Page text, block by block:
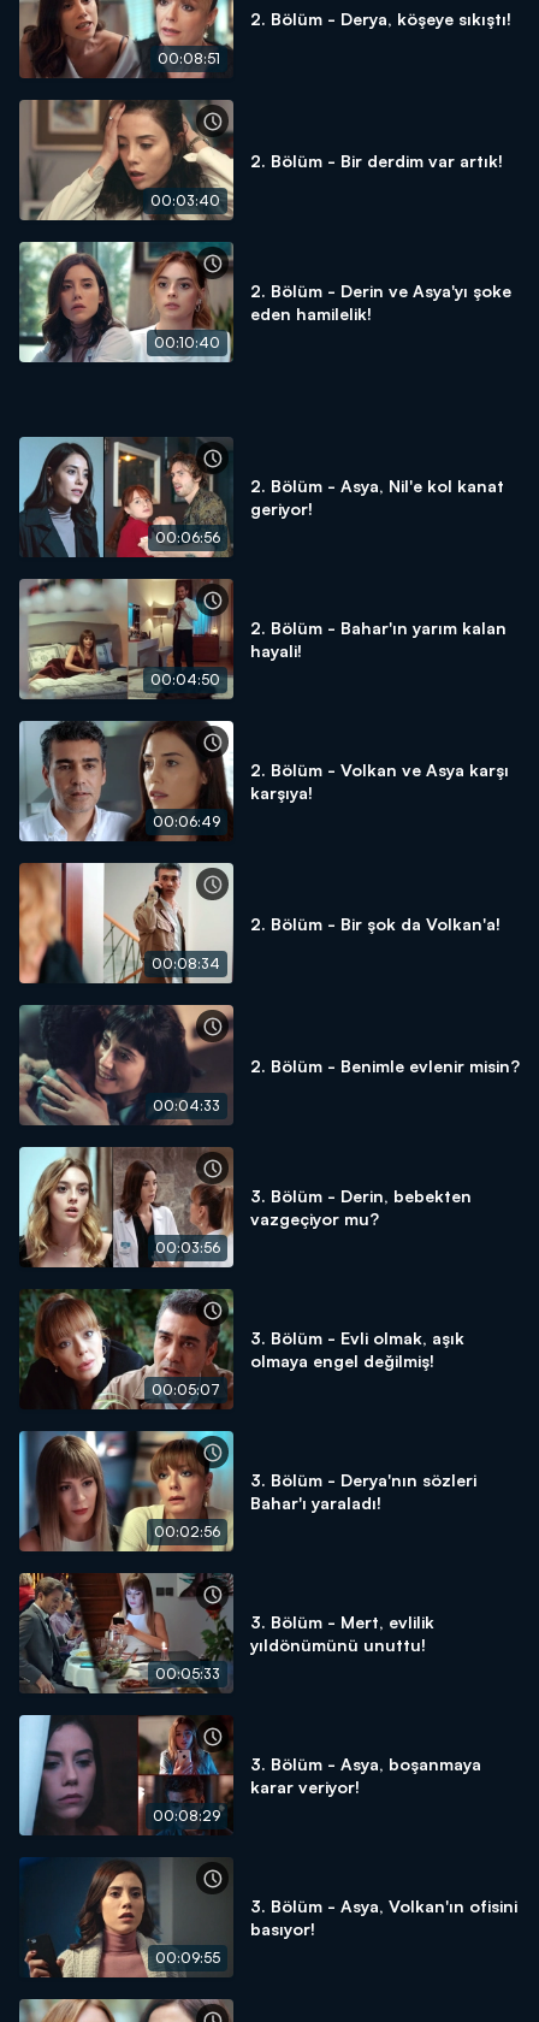
00:08:51
2. Bölüm - Derya, köşeye sıkıştı!
00:03:40
2. Bölüm - Bir derdim var artık!
00:10:40
2. Bölüm - Derin ve Asya'yı şoke
eden hamilelik!
00:06:56
2. Bölüm - Asya, Nil'e kol kanat
geriyor!
00:04:50
2. Bölüm - Bahar'ın yarım kalan
hayali!
00:06:49
2. Bölüm - Volkan ve Asya karşı
karşıya!
00:08:34
2. Bölüm - Bir şok da Volkan'a!
00:04:33
2. Bölüm - Benimle evlenir misin?
00:03:56
3. Bölüm - Derin, bebekten
vazgeçiyor mu?
00:05:07
3. Bölüm - Evli olmak, aşık
olmaya engel değilmiş!
00:02:56
3. Bölüm - Derya'nın sözleri
Bahar'ı yaraladı!
00:05:33
3. Bölüm - Mert, evlilik
yıldönümünü unuttu!
00:08:29
3. Bölüm - Asya, boşanmaya
karar veriyor!
00:09:55
3. Bölüm - Asya, Volkan'ın ofisini
basıyor!